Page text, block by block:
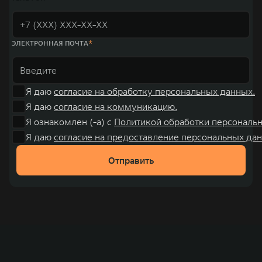
ЭЛЕКТРОННАЯ ПОЧТА
Я даю согласие на обработку персональных данных.
Я даю согласие на коммуникацию.
Я ознакомлен (-а) с Политикой обработки
Я даю согласие на предоставление персональных
Отправить